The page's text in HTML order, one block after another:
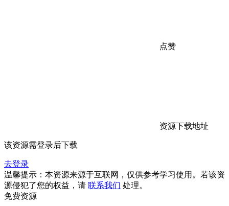
点赞
资源下载地址
该资源需登录后下载
去登录
温馨提示：本资源来源于互联网，仅供参考学习使用。若该资
源侵犯了您的权益，请 联系我们 处理。
免费资源